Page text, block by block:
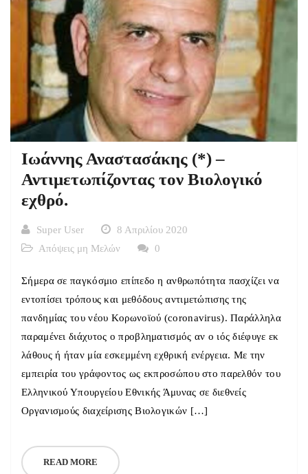
Ιωάννης Αναστασάκης (*) –
Αντιμετωπίζοντας τον Βιολογικό
εχθρό.
Super User
8 Απριλίου 2020
Απόψεις μη Μελών
0
Σήμερα σε παγκόσμιο επίπεδο η ανθρωπότητα πασχίζει να
εντοπίσει τρόπους και μεθόδους αντιμετώπισης της
πανδημίας του νέου Κορωνοϊού (coronavirus). Παράλληλα
παραμένει διάχυτος ο προβληματισμός αν ο ιός διέφυγε εκ
λάθους ή ήταν μία εσκεμμένη εχθρική ενέργεια. Με την
εμπειρία του γράφοντος ως εκπροσώπου στο παρελθόν του
Ελληνικού Υπουργείου Εθνικής Άμυνας σε διεθνείς
Οργανισμούς διαχείρισης Βιολογικών […]
READ MORE